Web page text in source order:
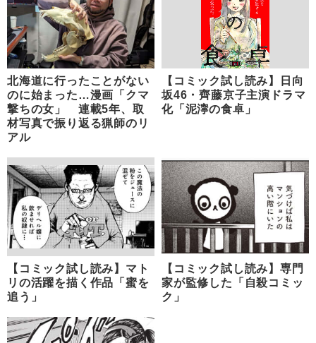
北海道に行ったことがない
のに始まった…漫画「クマ
撃ちの女」 連載5年、取
材写真で振り返る猟師のリ
アル
【コミック試し読み】日向
坂46・齊藤京子主演ドラマ
化「泥濘の食卓」
【コミック試し読み】マト
リの活躍を描く作品「蜜を
追う」
【コミック試し読み】専門
家が監修した「自殺コミッ
ク」